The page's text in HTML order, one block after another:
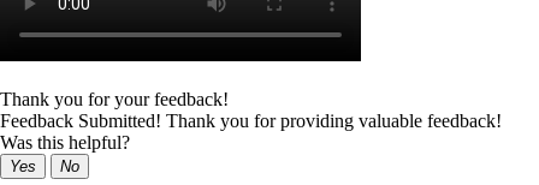
Thank you for your feedback!
Feedback Submitted! Thank you for providing valuable feedback!
Was this helpful?
Yes No